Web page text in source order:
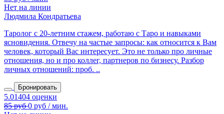
Нет на линии
Людмила Кондратьева
Таролог с 20‑летним стажем, работаю с Таро и навыками
ясновидения. Отвечу на частые запросы: как относится к Вам
человек, который Вас интересует. Это не только про личные
отношения, но и про коллег, партнеров по бизнесу. Разбор
личных отношений: проб. ..
Бронировать